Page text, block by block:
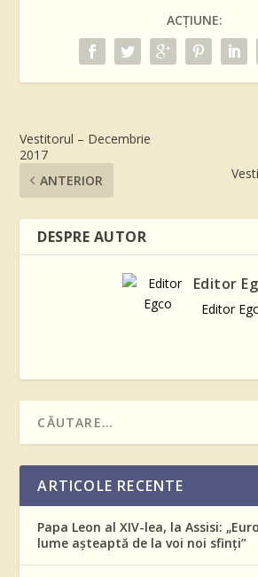
ACȚIUNE:
Vestitorul – Decembrie
2017
ANTERIOR
DESPRE AUTOR
Editor
Editor
ARTICOLE RECENTE
Papa Leon al XIV-lea, la Assisi:
lume așteaptă de la voi noi sfinți”